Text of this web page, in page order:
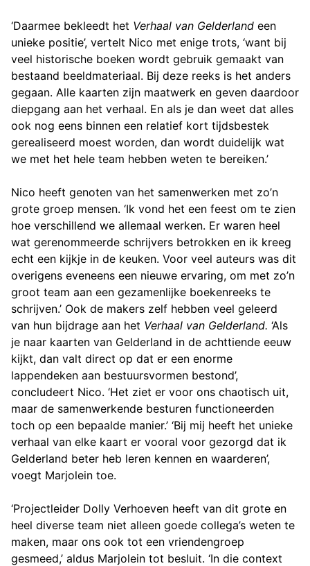
‘Daarmee bekleedt het Verhaal van Gelderland een
unieke positie’, vertelt Nico met enige trots, ‘want bij
veel historische boeken wordt gebruik gemaakt van
bestaand beeldmateriaal. Bij deze reeks is het anders
gegaan. Alle kaarten zijn maatwerk en geven daardoor
diepgang aan het verhaal. En als je dan weet dat alles
ook nog eens binnen een relatief kort tijdsbestek
gerealiseerd moest worden, dan wordt duidelijk wat
we met het hele team hebben weten te bereiken.’
Nico heeft genoten van het samenwerken met zo’n
grote groep mensen. ‘Ik vond het een feest om te zien
hoe verschillend we allemaal werken. Er waren heel
wat gerenommeerde schrijvers betrokken en ik kreeg
echt een kijkje in de keuken. Voor veel auteurs was dit
overigens eveneens een nieuwe ervaring, om met zo’n
groot team aan een gezamenlijke boekenreeks te
schrijven.’ Ook de makers zelf hebben veel geleerd
van hun bijdrage aan het Verhaal van Gelderland. ‘Als
je naar kaarten van Gelderland in de achttiende eeuw
kijkt, dan valt direct op dat er een enorme
lappendeken aan bestuursvormen bestond’,
concludeert Nico. ‘Het ziet er voor ons chaotisch uit,
maar de samenwerkende besturen functioneerden
toch op een bepaalde manier.’ ‘Bij mij heeft het unieke
verhaal van elke kaart er vooral voor gezorgd dat ik
Gelderland beter heb leren kennen en waarderen’,
voegt Marjolein toe.
‘Projectleider Dolly Verhoeven heeft van dit grote en
heel diverse team niet alleen goede collega’s weten te
maken, maar ons ook tot een vriendengroep
gesmeed,’ aldus Marjolein tot besluit. ‘In die context